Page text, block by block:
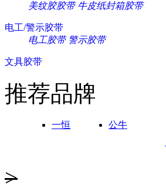
美纹胶胶带 牛皮纸封箱胶带
电工/警示胶带
电工胶带 警示胶带
文具胶带
推荐品牌
一恒 公牛
>